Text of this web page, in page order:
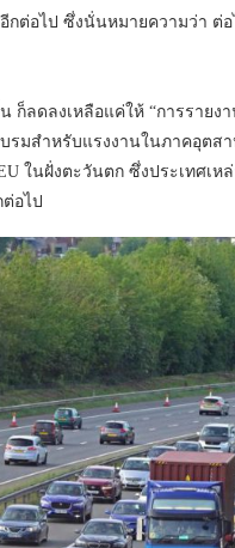
กต่อไป ซึ่งนั่นหมายความว่า
ลดลงเหลือแค่ให้ “การรายง
รมสำหรับแรงงานในภาคอุต
ในฝั่งตะวันตก ซึ่งประเทศเ
ต่อไป